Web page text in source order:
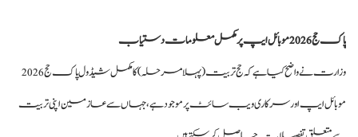
پاک حج 2026 موبائل ایپ پر مکمل معلومات دستیاب
وزارت نے واضح کیا ہے کہ حج تربیت (پہلا مرحلہ) کا مکمل شیڈول پاک حج 2026
موبائل ایپ اور سرکاری ویب سائٹ پر موجود ہے، جہاں سے عازمین اپنی تربیت